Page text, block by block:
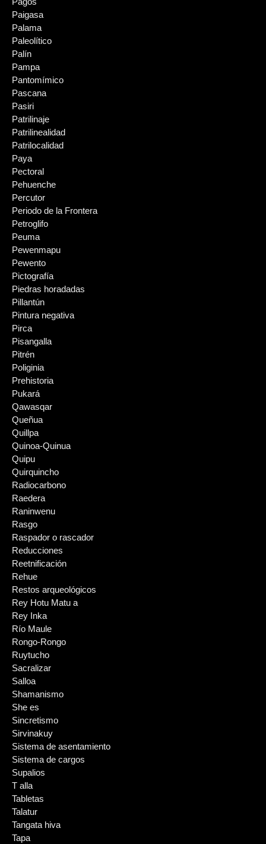
Paigasa
Palama
Paleolítico
Palín
Pampa
Pantomímico
Pascana
Pasiri
Patrilinaje
Patrilinealidad
Patrilocalidad
Paya
Pectoral
Pehuenche
Percutor
Periodo de la Frontera
Petroglifo
Peuma
Pewenmapu
Pewento
Pictografía
Piedras horadadas
Pillantún
Pintura negativa
Pirca
Pisangalla
Pitrén
Poliginia
Prehistoria
Pukará
Qawasqar
Queñua
Quillpa
Quinoa-Quinua
Quipu
Quirquincho
Radiocarbono
Raedera
Raninwenu
Rasgo
Raspador o rascador
Reducciones
Reetnificación
Rehue
Restos arqueológicos
Rey Hotu Matu a
Rey Inka
Río Maule
Rongo-Rongo
Ruytucho
Sacralizar
Salloa
Shamanismo
She es
Sincretismo
Sirvinakuy
Sistema de asentamiento
Sistema de cargos
Supalios
T alla
Tabletas
Talatur
Tangata hiva
Tapa